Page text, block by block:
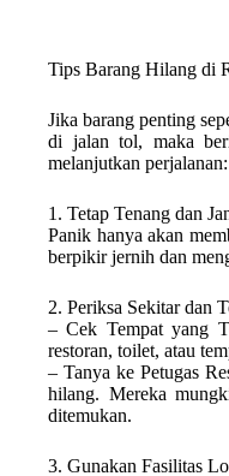
Tips Barang Hilang di
Jika barang penting
di jalan tol, maka
melanjutkan perjalanan:
1. Tetap Tenang dan
Panik hanya akan
berpikir jernih dan
2. Periksa Sekitar dan
– Cek Tempat yang
restoran, toilet, atau
– Tanya ke Petugas
hilang. Mereka
ditemukan.
3. Gunakan Fasilitas